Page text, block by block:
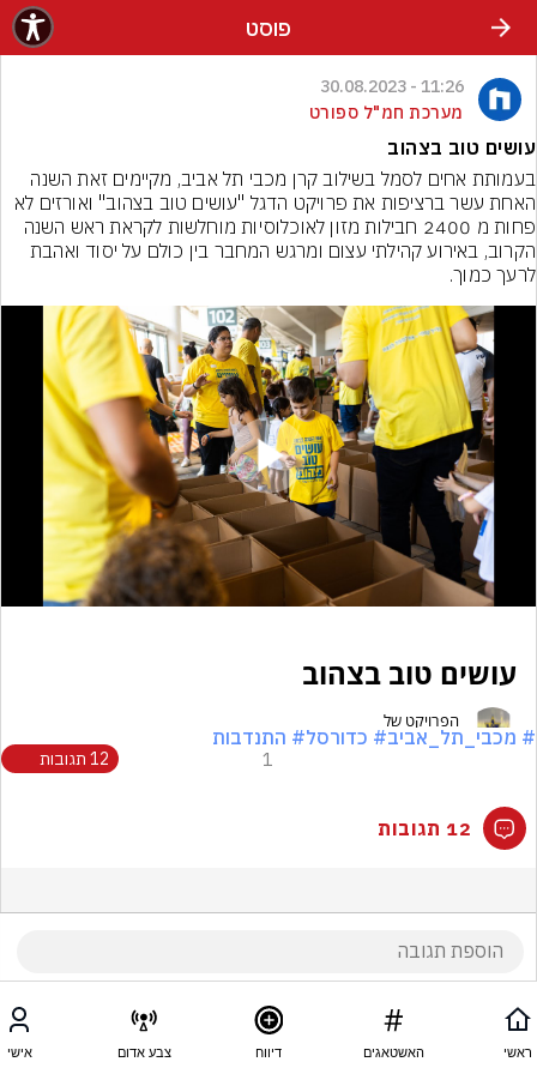
פוסט
11:26 - 30.08.2023
מערכת חמ"ל ספורט
עושים טוב בצהוב
לרעך כמוך.
# מכבי_תל_אביב# כדורסל# התנדבות
1 12 תגובות
12 תגובות
ראשי האשטאגים דיווח צבע אדום אישי